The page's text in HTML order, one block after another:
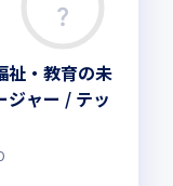
・教育の未
ジャー / テッ